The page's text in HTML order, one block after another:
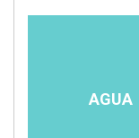
AGUA